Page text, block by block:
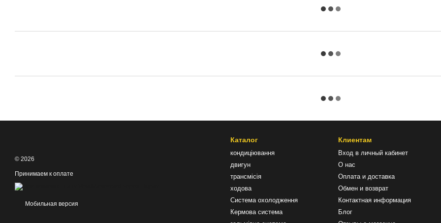
© 2026
Принимаем к оплате
Мобильная версия
Каталог
кондиціювання
двигун
трансмісія
ходова
Система охолодження
Кермова система
Клиентам
Вход в личный кабинет
О нас
Оплата и доставка
Обмен и возврат
Контактная информация
Блог